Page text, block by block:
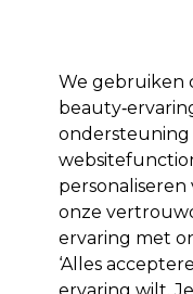
Merken Deals 🌟
Na
Wella Professionals
We gebruiken
ondersteuning
onze
ervaring met
‘Alles